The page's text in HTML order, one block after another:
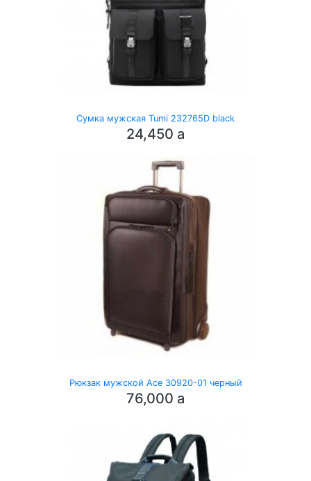
Сумка мужская Tumi 232765D black
24,450 a
Рюкзак мужской Ace 30920-01 черный
76,000 a